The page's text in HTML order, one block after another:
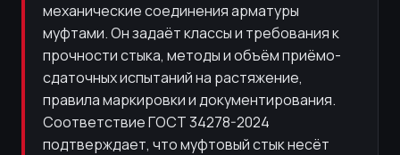
механические соединения арматуры
муфтами. Он задаёт классы и требования к
прочности стыка, методы и объём приёмо-
сдаточных испытаний на растяжение,
правила маркировки и документирования.
Соответствие ГОСТ 34278-2024
подтверждает, что муфтовый стык несёт